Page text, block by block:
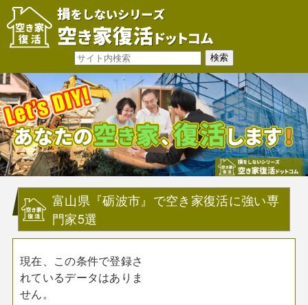
富山県『砺波市』で空き家復活に強い専
門家5選
現在、この条件で登録さ
れているデータはありま
せん。